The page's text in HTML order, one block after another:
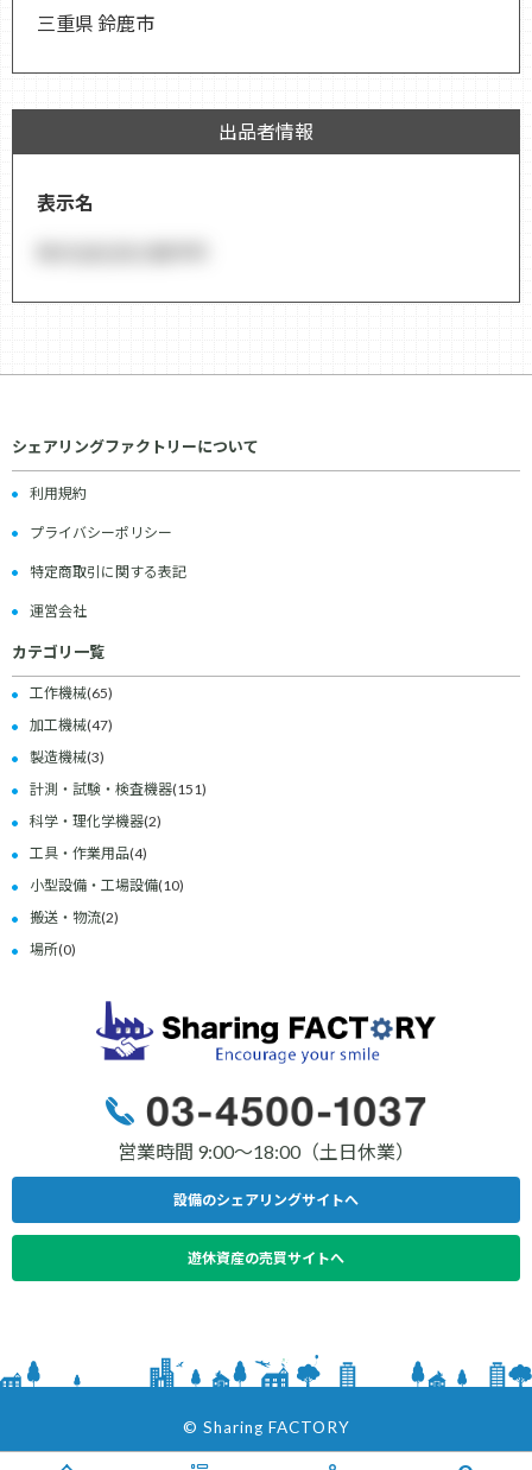
三重県 鈴鹿市
出品者情報
表示名
営業時間 9:00〜18:00（土日休業）
設備のシェアリングサイトへ
遊休資産の売買サイトへ
シェアリングファクトリーについて
利用規約
プライバシーポリシー
特定商取引に関する表記
運営会社
カテゴリ一覧
工作機械(65)
加工機械(47)
製造機械(3)
計測・試験・検査機器(151)
科学・理化学機器(2)
工具・作業用品(4)
小型設備・工場設備(10)
搬送・物流(2)
場所(0)
© Sharing FACTORY
V2.0.4